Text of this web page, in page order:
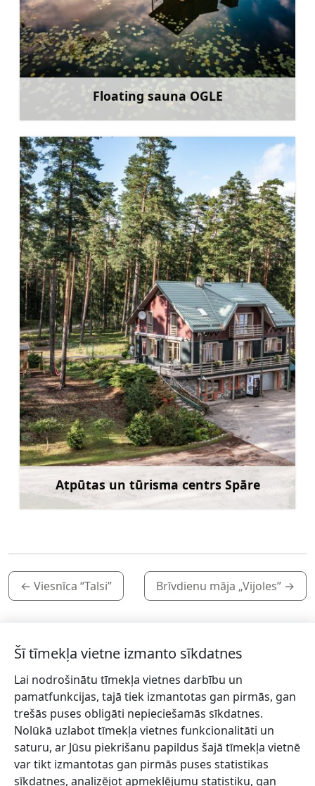
Floating sauna OGLE
Uzzināt vairāk
Atpūtas un tūrisma centrs Spāre
Uzzināt vairāk
← Viesnīca “Talsi” Brīvdienu māja „Vijoles” →
Piesakies jaunumiem!
Pieraksties jaunumiem e-pastā un nepalaid garām
jaunākās aktualitātes.
Šī tīmekļa vietne izmanto sīkdatnes
Lai nodrošinātu tīmekļa vietnes darbību un
pamatfunkcijas, tajā tiek izmantotas gan pirmās, gan
trešās puses obligāti nepieciešamās sīkdatnes.
Nolūkā uzlabot tīmekļa vietnes funkcionalitāti un
saturu, ar Jūsu piekrišanu papildus šajā tīmekļa vietnē
var tikt izmantotas gan pirmās puses statistikas
sīkdatnes, analizējot apmeklējumu statistiku, gan